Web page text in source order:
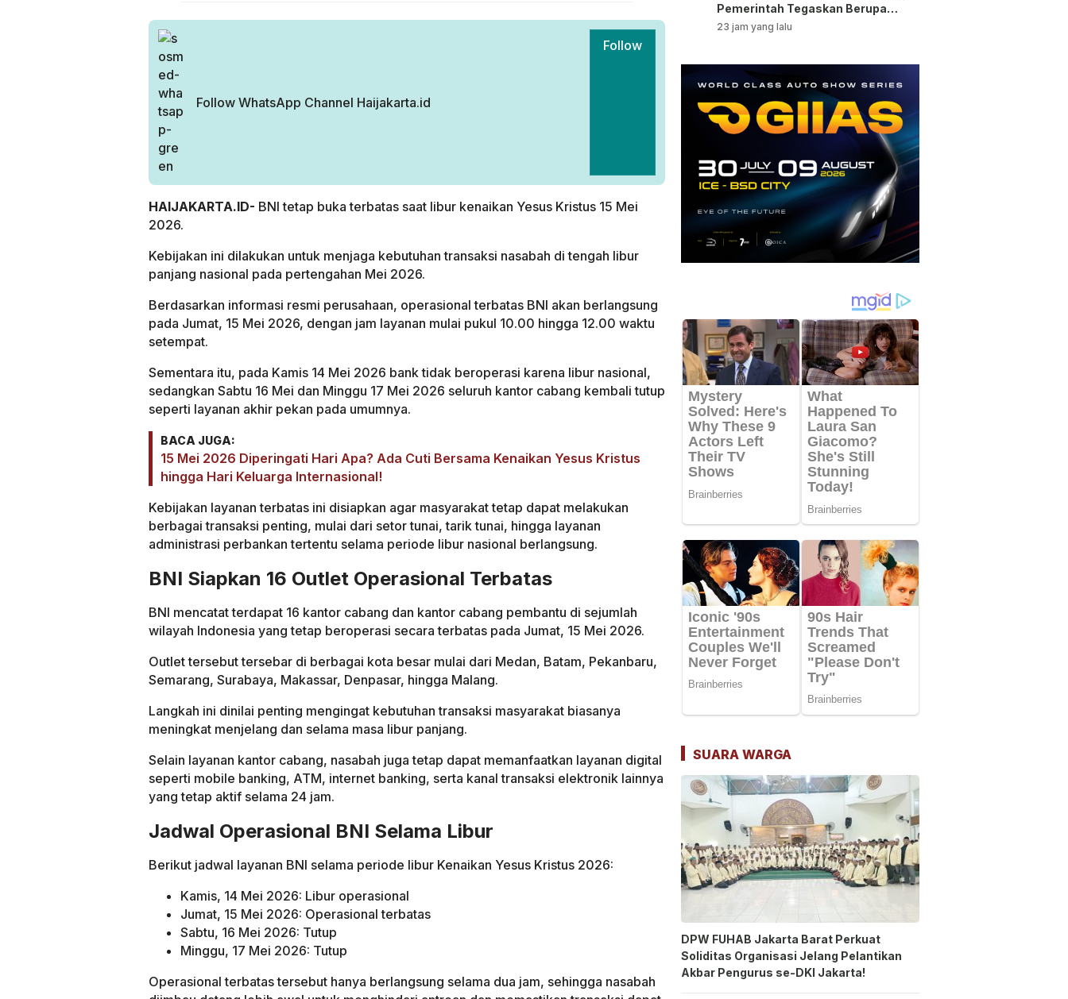
Follow WhatsApp Channel Haijakarta.id
Follow
HAIJAKARTA.ID- BNI tetap buka terbatas saat libur kenaikan Yesus Kristus 15 Mei
2026.
Kebijakan ini dilakukan untuk menjaga kebutuhan transaksi nasabah di tengah libur
panjang nasional pada pertengahan Mei 2026.
Berdasarkan informasi resmi perusahaan, operasional terbatas BNI akan berlangsung
pada Jumat, 15 Mei 2026, dengan jam layanan mulai pukul 10.00 hingga 12.00 waktu
setempat.
Sementara itu, pada Kamis 14 Mei 2026 bank tidak beroperasi karena libur nasional,
sedangkan Sabtu 16 Mei dan Minggu 17 Mei 2026 seluruh kantor cabang kembali tutup
seperti layanan akhir pekan pada umumnya.
BACA JUGA:
15 Mei 2026 Diperingati Hari Apa? Ada Cuti Bersama Kenaikan Yesus Kristus
hingga Hari Keluarga Internasional!
Kebijakan layanan terbatas ini disiapkan agar masyarakat tetap dapat melakukan
berbagai transaksi penting, mulai dari setor tunai, tarik tunai, hingga layanan
administrasi perbankan tertentu selama periode libur nasional berlangsung.
BNI Siapkan 16 Outlet Operasional Terbatas
BNI mencatat terdapat 16 kantor cabang dan kantor cabang pembantu di sejumlah
wilayah Indonesia yang tetap beroperasi secara terbatas pada Jumat, 15 Mei 2026.
Outlet tersebut tersebar di berbagai kota besar mulai dari Medan, Batam, Pekanbaru,
Semarang, Surabaya, Makassar, Denpasar, hingga Malang.
Langkah ini dinilai penting mengingat kebutuhan transaksi masyarakat biasanya
meningkat menjelang dan selama masa libur panjang.
Selain layanan kantor cabang, nasabah juga tetap dapat memanfaatkan layanan digital
seperti mobile banking, ATM, internet banking, serta kanal transaksi elektronik lainnya
yang tetap aktif selama 24 jam.
Jadwal Operasional BNI Selama Libur
Berikut jadwal layanan BNI selama periode libur Kenaikan Yesus Kristus 2026:
Kamis, 14 Mei 2026: Libur operasional
Jumat, 15 Mei 2026: Operasional terbatas
Sabtu, 16 Mei 2026: Tutup
Minggu, 17 Mei 2026: Tutup
Operasional terbatas tersebut hanya berlangsung selama dua jam, sehingga nasabah
Pemerintah Tegaskan Berupa
Aset!
23 jam yang lalu
SUARA WARGA
DPW FUHAB Jakarta Barat Perkuat
Soliditas Organisasi Jelang Pelantikan
Akbar Pengurus se-DKI Jakarta!